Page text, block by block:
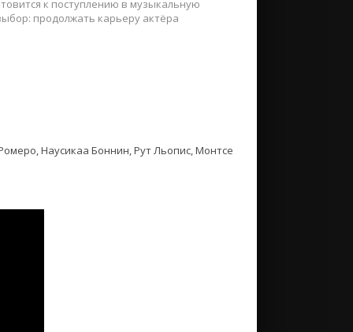
к поступлению в музыкальную
продолжать карьеру актёра
Наусикаа Боннин, Рут Льопис, Монтсе